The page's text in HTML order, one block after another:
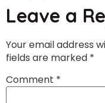
Leave a
Your email address
fields are marked *
Comment *